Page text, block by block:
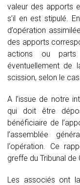
valeur des apports
s’il en est stipulé.
d’opération
des apports
actions ou parts
éventuellement de
scission, selon le cas.
A l’issue de notre
qui doit être
bénéficiaire de
l’assemblée
l‘opération. Ce
greffe du Tribunal de
Les associés ont